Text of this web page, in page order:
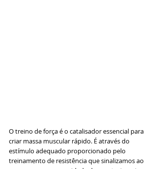
O treino de força é o catalisador essencial para
criar massa muscular rápido. É através do
estímulo adequado proporcionado pelo
treinamento de resistência que sinalizamos ao